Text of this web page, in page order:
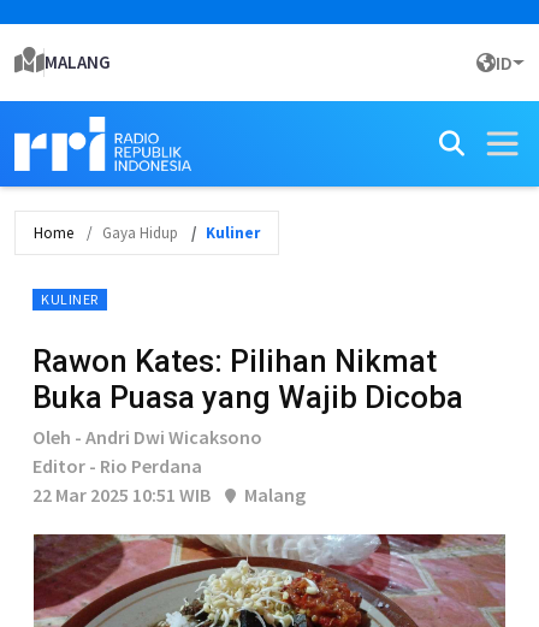
MALANG ID
Home Gaya Hidup Kuliner
KULINER
Rawon Kates: Pilihan Nikmat
Buka Puasa yang Wajib Dicoba
Oleh - Andri Dwi Wicaksono
Editor - Rio Perdana
22 Mar 2025 10:51 WIB
Malang